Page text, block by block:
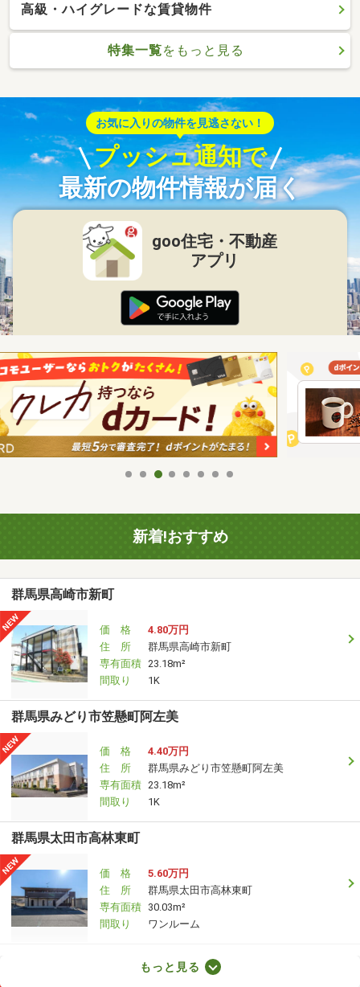
高級・ハイグレードな賃貸物件
特集一覧をもっと見る
お気に入りの物件を見逃さない！
プッシュ通知で
最新の物件情報が届く
goo住宅・不動産
アプリ
新着!おすすめ
群馬県高崎市新町
価 格
4.80万円
住 所
群馬県高崎市新町
専有面積 23.18m²
間取り
1K
群馬県みどり市笠懸町阿左美
価 格
4.40万円
住 所
群馬県みどり市笠懸町阿左美
専有面積 23.18m²
間取り
1K
群馬県太田市高林東町
価 格
5.60万円
住 所
群馬県太田市高林東町
専有面積 30.03m²
間取り
ワンルーム
もっと見る